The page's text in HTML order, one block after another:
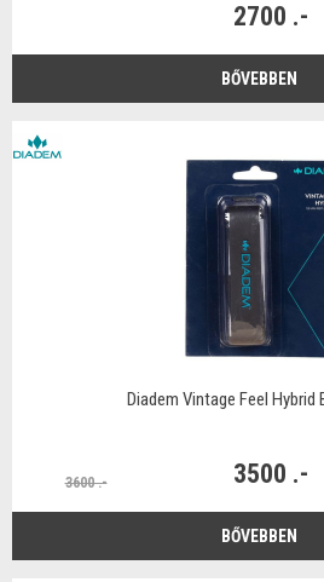
2700 .-
BŐVEBBEN
Diadem Vintage Feel Hybrid
3600 .- 3500 .-
BŐVEBBEN